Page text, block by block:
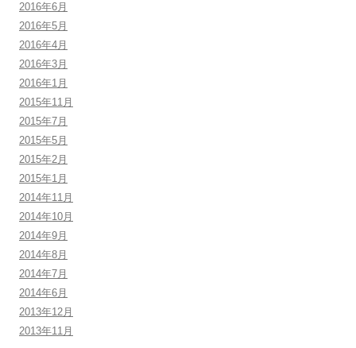
2016年6月
2016年5月
2016年4月
2016年3月
2016年1月
2015年11月
2015年7月
2015年5月
2015年2月
2015年1月
2014年11月
2014年10月
2014年9月
2014年8月
2014年7月
2014年6月
2013年12月
2013年11月